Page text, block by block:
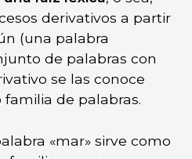
derivativos a partir
(una palabra
de palabras con
se las conoce
de palabras.
«mar» sirve como